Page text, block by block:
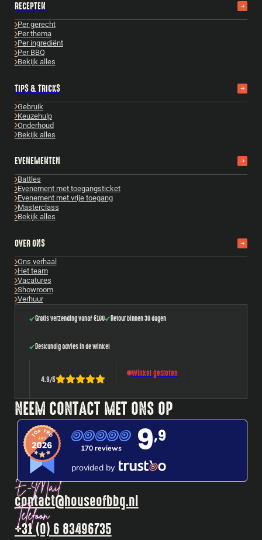
RECEPTEN
Per gerecht
Per thema
Per ingrediënt
Per BBQ
Bekijk alles
TIPS & TRICKS
Gebruik
Keuzehulp
Onderhoud
Bekijk alles
EVENEMENTEN
Battles
Evenement met toegangsticket
Evenement met vrije toegang
Masterclass
Bekijk alles
OVER ONS
Ons verhaal
Het team
Vacatures
Showroom
Verhuur
Gratis verzending vanaf €100 Retour binnen 30 dagen
Deskundig advies in de winkel
4.9/5
Winkel gesloten
NEEM CONTACT MET ONS OP
170 reviews 9,9
provided by
E-Mail
contact@houseofbbq.nl
Telefoon
+31 (0) 6 83496735